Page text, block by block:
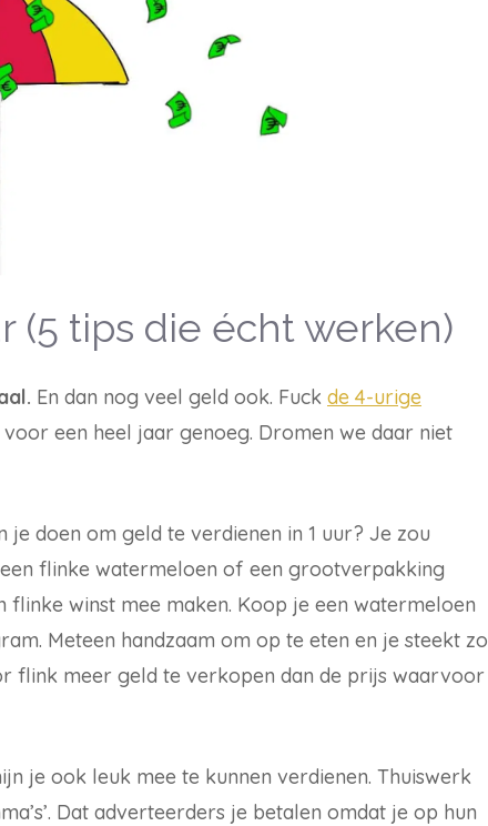
(5 tips die écht werken)
En dan nog veel geld ook. Fuck de 4-urige
een heel jaar genoeg. Dromen we daar niet
doen om geld te verdienen in 1 uur? Je zou
flinke watermeloen of een grootverpakking
flinke winst mee maken. Koop je een watermeloen
Meteen handzaam om op te eten en je steekt zo
flink meer geld te verkopen dan de prijs waarvoor
je ook leuk mee te kunnen verdienen. Thuiswerk
Dat adverteerders je betalen omdat je op hun